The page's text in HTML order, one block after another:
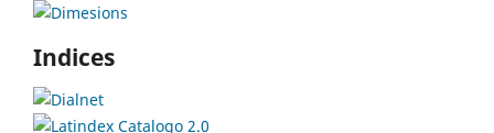
Indices